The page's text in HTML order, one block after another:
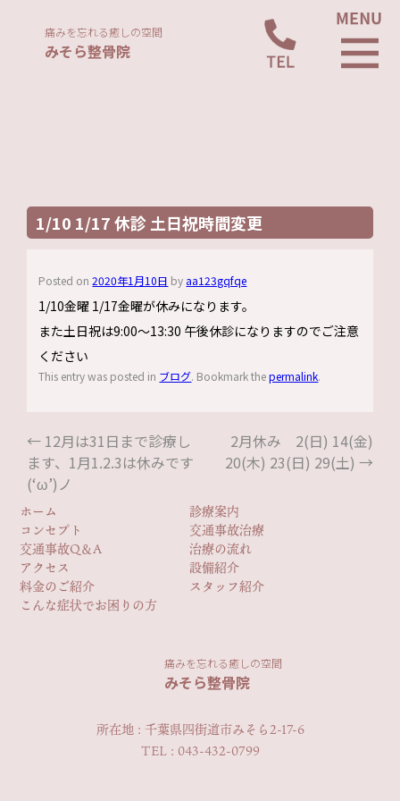
痛みを忘れる癒しの空間
みそら整骨院
1/10 1/17 休診 土日祝時間変更
Posted on 2020年1月10日 by aa123gqfqe
1/10金曜 1/17金曜が休みになります。
また土日祝は9:00～13:30 午後休診になりますのでご注意
ください
This entry was posted in ブログ. Bookmark thepermalink.
← 12月は31日まで診療し
ます、1月1.2.3は休みです
(‘ω’)ノ
2月休み 2(日) 14(金)
20(木) 23(日) 29(土) →
ホーム
診療案内
コンセプト
交通事故治療
交通事故Q＆A
治療の流れ
アクセス
設備紹介
料金のご紹介
スタッフ紹介
こんな症状でお困りの方
痛みを忘れる癒しの空間
みそら整骨院
所在地 : 千葉県四街道市みそら2-17-6
TEL : 043-432-0799